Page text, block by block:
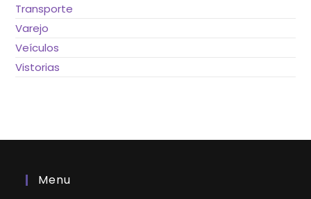
Transporte
Varejo
Veículos
Vistorias
Menu